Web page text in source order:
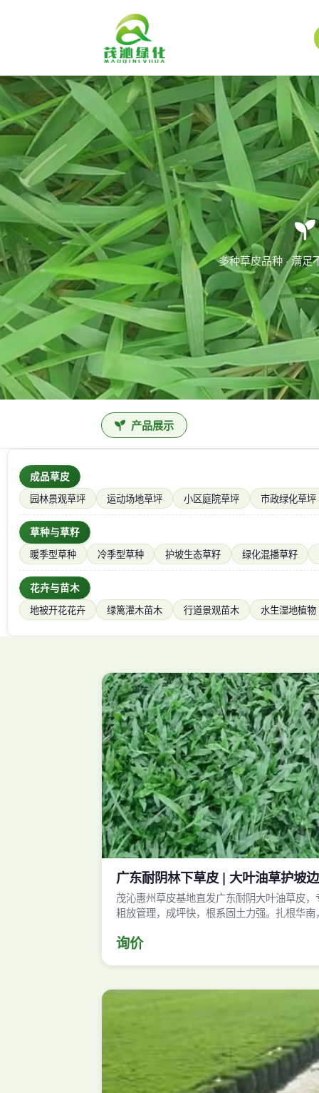
多种草皮品种 · 满足
产品展示
成品草皮
园林景观草坪
运动场地草坪 小区庭院草坪 市政绿化草坪
草种与草籽
暖季型草种
冷季型草种 护坡生态草籽 绿化混播草籽
花卉与苗木
地被开花花卉
绿篱灌木苗木 行道景观苗木 水生湿地植物
广东耐阴林下草皮 | 大叶油草护坡
茂沁惠州草皮基地直发广东耐阴大叶油草皮
粗放管理，成坪快，根系固土力强。扎根华
询价